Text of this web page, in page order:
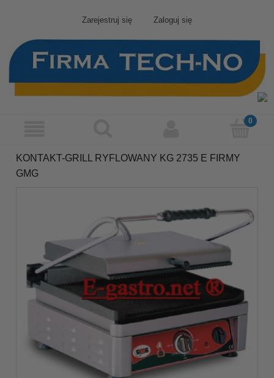
Zarejestruj się Zaloguj się
KONTAKT-GRILL RYFLOWANY KG 2735 E FIRMY
GMG